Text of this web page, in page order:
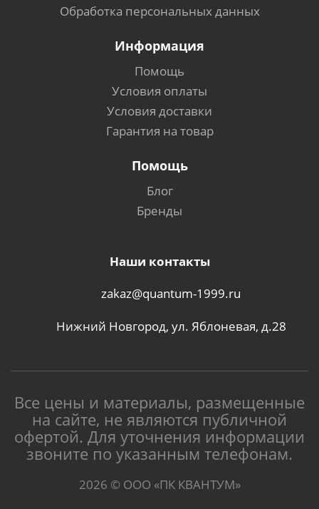
Обработка персональных данных
Информация
Помощь
Условия оплаты
Условия доставки
Гарантия на товар
Помощь
Блог
Бренды
Наши контакты
zakaz@quantum-1999.ru
Нижний Новгород, ул. Яблоневая, д.28
Все цены и материалы, размещенные
на сайте, не являются публичной
офертой. Для уточнения информации
звоните по указанным телефонам.
2026 © ООО «ПК КВАНТУМ»